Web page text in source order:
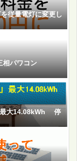
従量電灯に変更し
相パワコン
最大14.08kWh 停